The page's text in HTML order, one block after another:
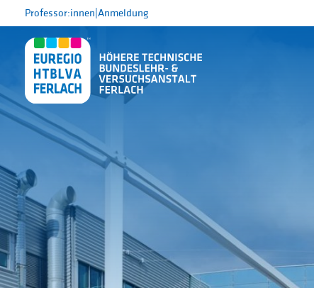
Professor:innen Anmeldung